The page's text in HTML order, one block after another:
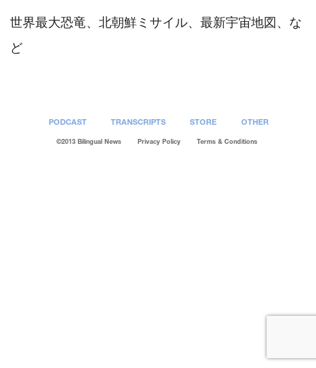
LINK
世界最大恐竜、北朝鮮ミサイル、最新宇宙地図、な
ど
PODCAST TRANSCRIPTS STORE OTHER
©2013 Bilingual News Privacy Policy Terms & Conditions